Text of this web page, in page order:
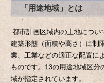
「用途地域」とは
都市計画区域内の土地につ
建築形態（面積や高さ）に制
業、工業などの適正な配置に
ものです。13の用途地域区分
域が指定されています。